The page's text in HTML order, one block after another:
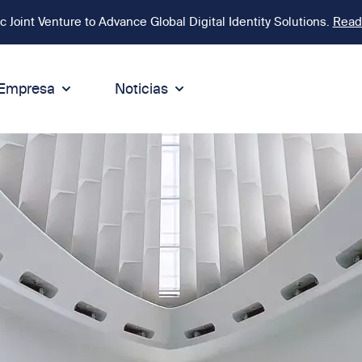
Joint Venture to Advance Global Digital Identity Solutions.
de Conducta
y Compliance
Speak Up
Sostenibilidad
Sostenibilidad
Medioambiente
Responsabilidad social
Gobernanza y negocio
Noticias